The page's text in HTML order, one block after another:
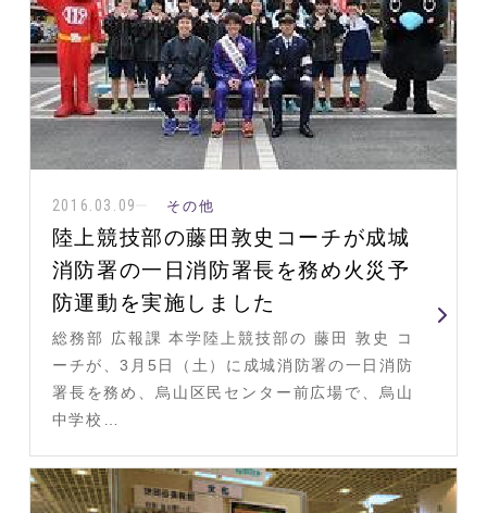
2016.03.09 その他
陸上競技部の藤田敦史コーチが成城
消防署の一日消防署長を務め火災予
防運動を実施しました
総務部 広報課 本学陸上競技部の 藤田 敦史 コ
ーチが、3月5日（土）に成城消防署の一日消防
署長を務め、烏山区民センター前広場で、烏山
中学校…